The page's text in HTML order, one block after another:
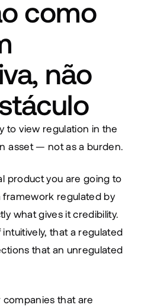
como
não
to view regulation in the
asset — not as a burden.
product you are going to
framework regulated by
what gives it credibility.
that a regulated
that an unregulated
companies that are